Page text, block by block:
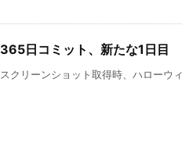
365日コミット、新たな1日目
スクリーンショット取得時、ハロー